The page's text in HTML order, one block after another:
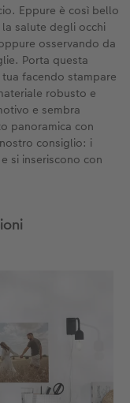
Eppure è così bello
salute degli occhi
osservando da
Porta questa
facendo stampare
robusto e
e sembra
panoramica con
consiglio: i
si inseriscono con